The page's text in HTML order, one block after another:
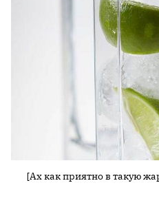
[Ах как приятно в такую